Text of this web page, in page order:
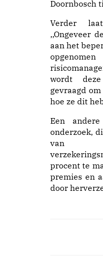
Doornbosch
Verder
,,Ongeveer
aan het
wordt
gevraagd
hoe ze dit
Een
onderzoek,
van
procent te
premies en
door